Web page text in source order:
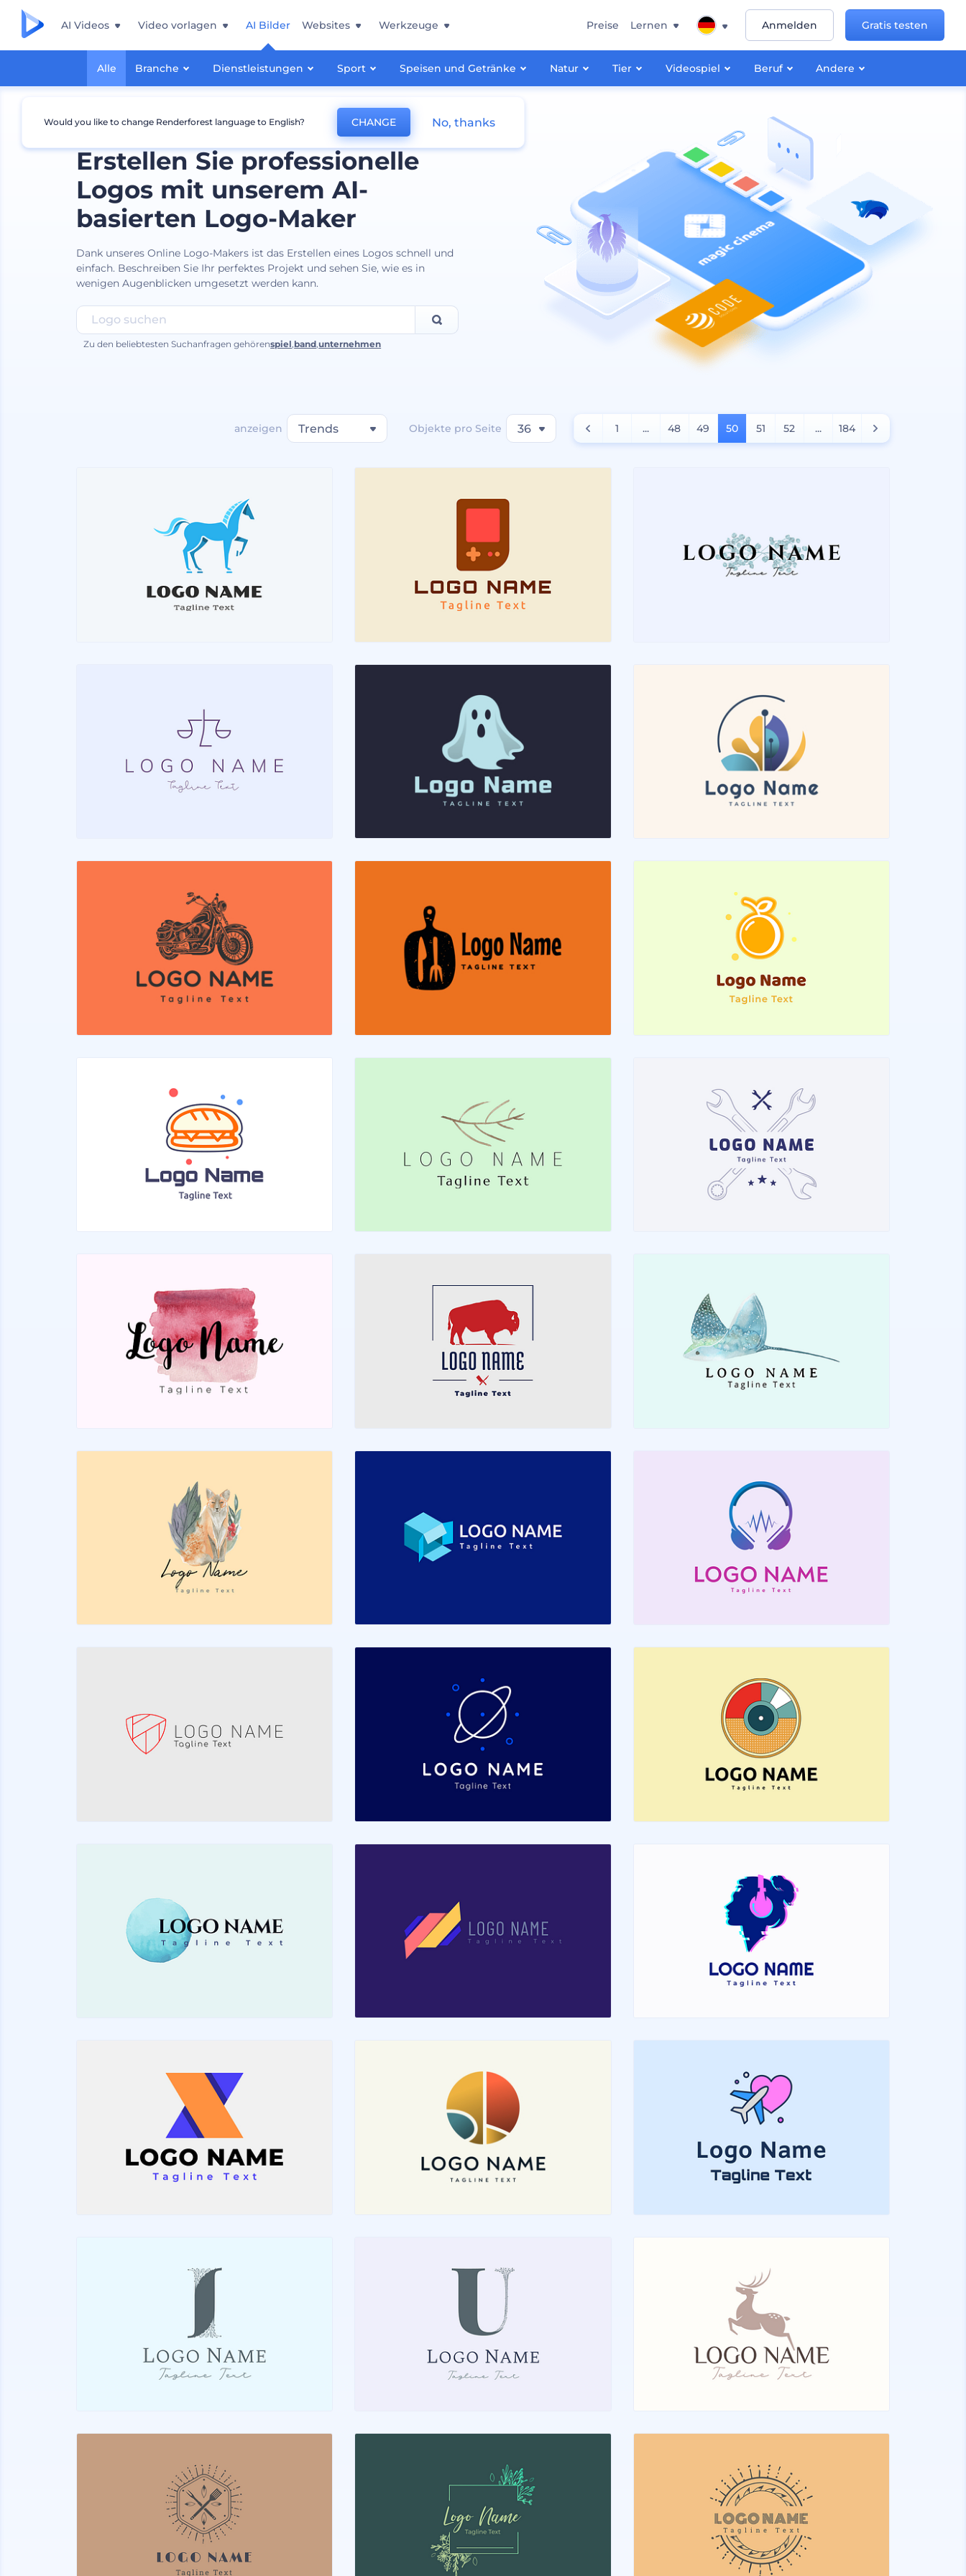
AI Videos Video vorlagen AI Bilder
Alle Branche Dienstleistungen Sport Speisen und Getränke Natur Tier Videospiel Beruf Andere
Websites Werkzeuge Preise Lernen Anmelden Gratis testen
Erstellen Sie professionelle
Logos mit unserem AI-
basierten Logo-Maker
Dank unseres Online Logo-Makers ist das Erstellen eines Logos schnell und
einfach. Beschreiben Sie Ihr perfektes Projekt und sehen Sie, wie es in
wenigen Augenblicken umgesetzt werden kann.
Zu den beliebtesten Suchanfragen gehörenspiel band ,unternehmen
anzeigen Trends Objekte pro Seite 36 1 ... 48 49 50 51 52 ... 184
Would you like to change Renderforest language to English? CHANGE No, thanks